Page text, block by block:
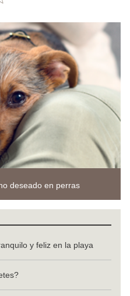
deseado en perras
y feliz en la playa